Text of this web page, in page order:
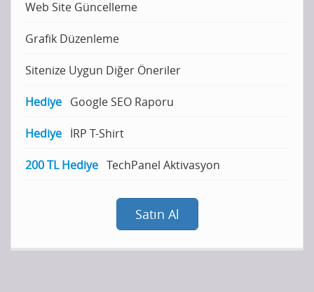
Web Site Güncelleme
Grafik Düzenleme
Sitenize Uygun Diğer Öneriler
Hediye Google SEO Raporu
Hediye İRP T-Shirt
200 TL Hediye TechPanel Aktivasyon
Satın Al